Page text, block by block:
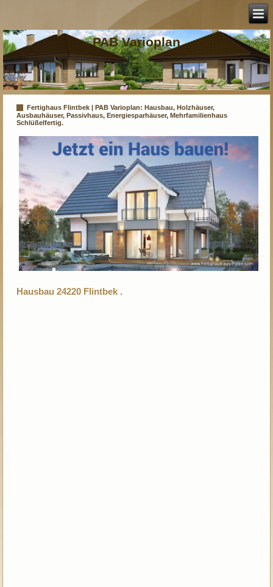
PAB Varioplan
Fertighaus Flintbek | PAB Varioplan: Hausbau, Holzhäuser,
Ausbauhäuser, Passivhaus, Energiesparhäuser, Mehrfamilienhaus
Schlüßelfertig.
Hausbau 24220 Flintbek .